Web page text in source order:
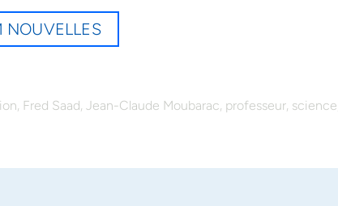
NOUVELLES
, Fred Saad, Jean-Claude Moubarac, professeur, science